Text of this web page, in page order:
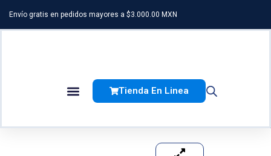
Envío gratis en pedidos mayores a $3.000.00 MXN
Tienda En Linea